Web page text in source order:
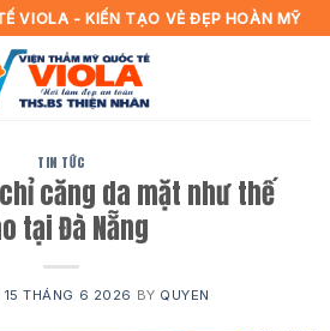
VIOLA - KIẾN TẠO VẺ ĐẸP HOÀN MỸ
TIN TỨC
căng da mặt như thế
tại Đà Nẵng
15 THÁNG 6 2026 BY QUYEN